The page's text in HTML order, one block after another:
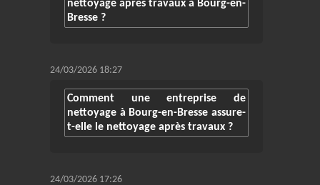
nettoyage après travaux à Bourg-en-
Bresse ?
24/03/2026 18:27
Comment une entreprise de
nettoyage à Bourg-en-Bresse assure-
t-elle le nettoyage après travaux ?
24/03/2026 17:26